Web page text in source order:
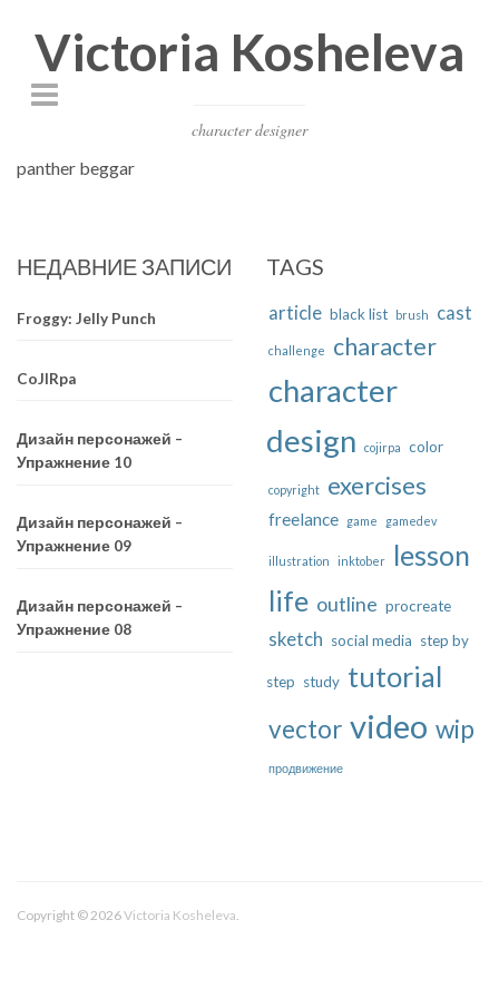
Victoria Kosheleva
character designer
panther beggar
НЕДАВНИЕ ЗАПИСИ
Froggy: Jelly Punch
CoJIRpa
Дизайн персонажей –
Упражнение 10
Дизайн персонажей –
Упражнение 09
Дизайн персонажей –
Упражнение 08
TAGS
article black list brush cast
challenge character
character
design
cojirpa color
copyright exercises
freelance game gamedev
illustration inktober lesson
life outline procreate
sketch social media step by
step study tutorial
vector video wip
продвижение
Copyright © 2026Victoria Kosheleva